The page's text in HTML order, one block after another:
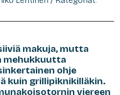
makuja, mutta
mehukkuutta
ohje
kuin grillipiknikilläkin.
viereen